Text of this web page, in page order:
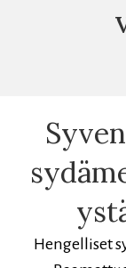
Hengelliset